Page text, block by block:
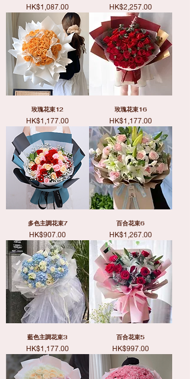
價格
HK$1,087.00 價格
HK$2,257.00
玫瑰花束12
價格
HK$1,177.00
玫瑰花束16
價格
HK$1,177.00
多色主調花束7
價格
HK$907.00
百合花束6
價格
HK$1,267.00
藍色主調花束3
價格
HK$1,177.00
百合花束5
價格
HK$997.00